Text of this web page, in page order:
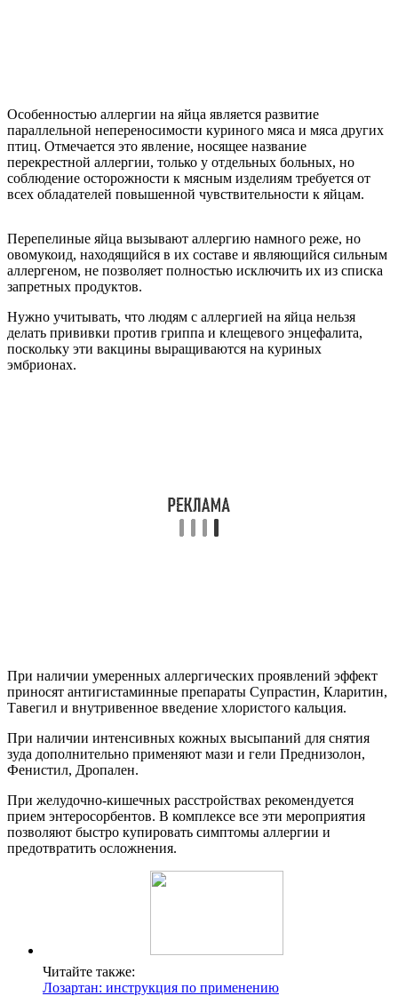
Особенностью аллергии на яйца является развитие
параллельной непереносимости куриного мяса и мяса других
птиц. Отмечается это явление, носящее название
перекрестной аллергии, только у отдельных больных, но
соблюдение осторожности к мясным изделиям требуется от
всех обладателей повышенной чувствительности к яйцам.
Перепелиные яйца вызывают аллергию намного реже, но
овомукоид, находящийся в их составе и являющийся сильным
аллергеном, не позволяет полностью исключить их из списка
запретных продуктов.
Нужно учитывать, что людям с аллергией на яйца нельзя
делать прививки против гриппа и клещевого энцефалита,
поскольку эти вакцины выращиваются на куриных
эмбрионах.
При наличии умеренных аллергических проявлений эффект
приносят антигистаминные препараты Супрастин, Кларитин,
Тавегил и внутривенное введение хлористого кальция.
При наличии интенсивных кожных высыпаний для снятия
зуда дополнительно применяют мази и гели Преднизолон,
Фенистил, Дропален.
При желудочно-кишечных расстройствах рекомендуется
прием энтеросорбентов. В комплексе все эти мероприятия
позволяют быстро купировать симптомы аллергии и
предотвратить осложнения.
Читайте также:
Лозартан: инструкция по применению